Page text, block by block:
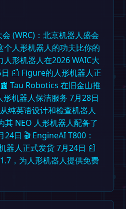
(WRC)：北京机器人盛会
个人形机器人的功夫比你的
人形机器人在2026 WAIC大
📰 Figure的人形机器人正
📰 Tau Robotics 在旧金山推
形机器人保洁服务 7月28日
纯英语设计和检查机器人
其 NEO 人形机器人配备了
24日 🎬 EngineAI T800：
器人正式发货7月24日 📰
，为人形机器人提供免费